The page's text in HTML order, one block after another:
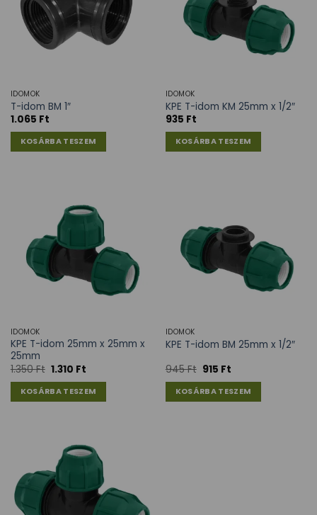
IDOMOK
T-idom BM 1″
1.065 Ft
KOSÁRBA TESZEM
IDOMOK
KPE T-idom KM 25mm x 1/2″
935 Ft
KOSÁRBA TESZEM
IDOMOK
KPE T-idom 25mm x 25mm x
25mm
1.350Ft 1.310 Ft
KOSÁRBA TESZEM
IDOMOK
KPE T-idom BM 25mm x 1/2″
945Ft 915 Ft
KOSÁRBA TESZEM